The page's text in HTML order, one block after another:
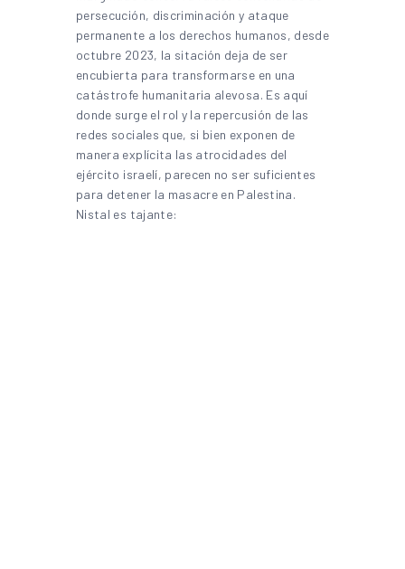
persecución, discriminación y ataque
permanente a los derechos humanos, desde
octubre 2023, la sitación deja de ser
encubierta para transformarse en una
catástrofe humanitaria alevosa. Es aquí
donde surge el rol y la repercusión de las
redes sociales que, si bien exponen de
manera explícita las atrocidades del
ejército israelí, parecen no ser suficientes
para detener la masacre en Palestina.
Nistal es tajante: